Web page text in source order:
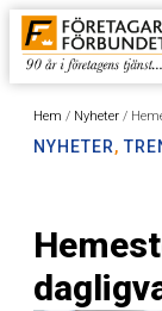
Hem / Nyheter /
NYHETER,